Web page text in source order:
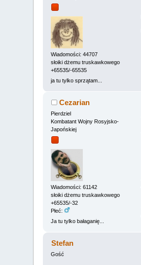
Wiadomości: 44707
słoiki dżemu truskawkowego
+65535/-65535
ja tu tylko sprzątam...
Cezarian
Pierdziel
Kombatant Wojny Rosyjsko-
Japońskiej
Wiadomości: 61142
słoiki dżemu truskawkowego
+65535/-32
Płeć:
Ja tu tylko bałaganię...
Stefan
Gość